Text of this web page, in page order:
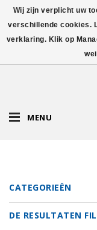
MENU
CATEGORIEËN
DE RESULTATEN
Wij zijn verplicht uw
verschillende cookies.
verklaring. Klik op